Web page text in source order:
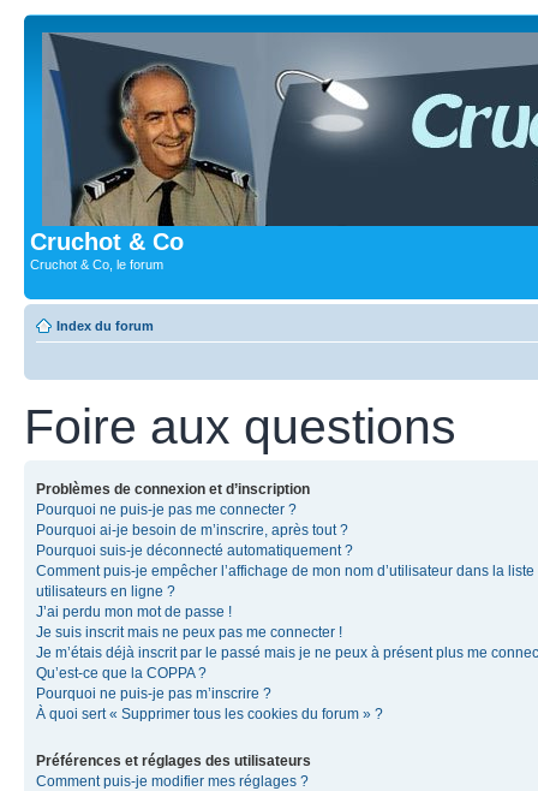
Cruchot & Co
Cruchot & Co, le forum
Index du forum
Foire aux questions
Problèmes de connexion et d’inscription
Pourquoi ne puis-je pas me connecter ?
Pourquoi ai-je besoin de m’inscrire, après tout ?
Pourquoi suis-je déconnecté automatiquement ?
Comment puis-je empêcher l’affichage de mon nom d’utilisateur dans la liste
utilisateurs en ligne ?
J’ai perdu mon mot de passe !
Je suis inscrit mais ne peux pas me connecter !
Je m’étais déjà inscrit par le passé mais je ne peux à présent plus me
Qu’est-ce que la COPPA ?
Pourquoi ne puis-je pas m’inscrire ?
À quoi sert « Supprimer tous les cookies du forum » ?
Préférences et réglages des utilisateurs
Comment puis-je modifier mes réglages ?